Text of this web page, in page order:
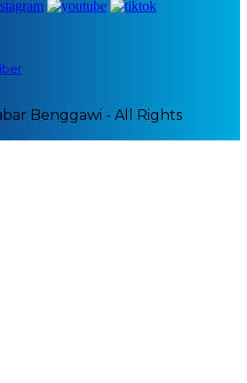
Benggawi - All Rights